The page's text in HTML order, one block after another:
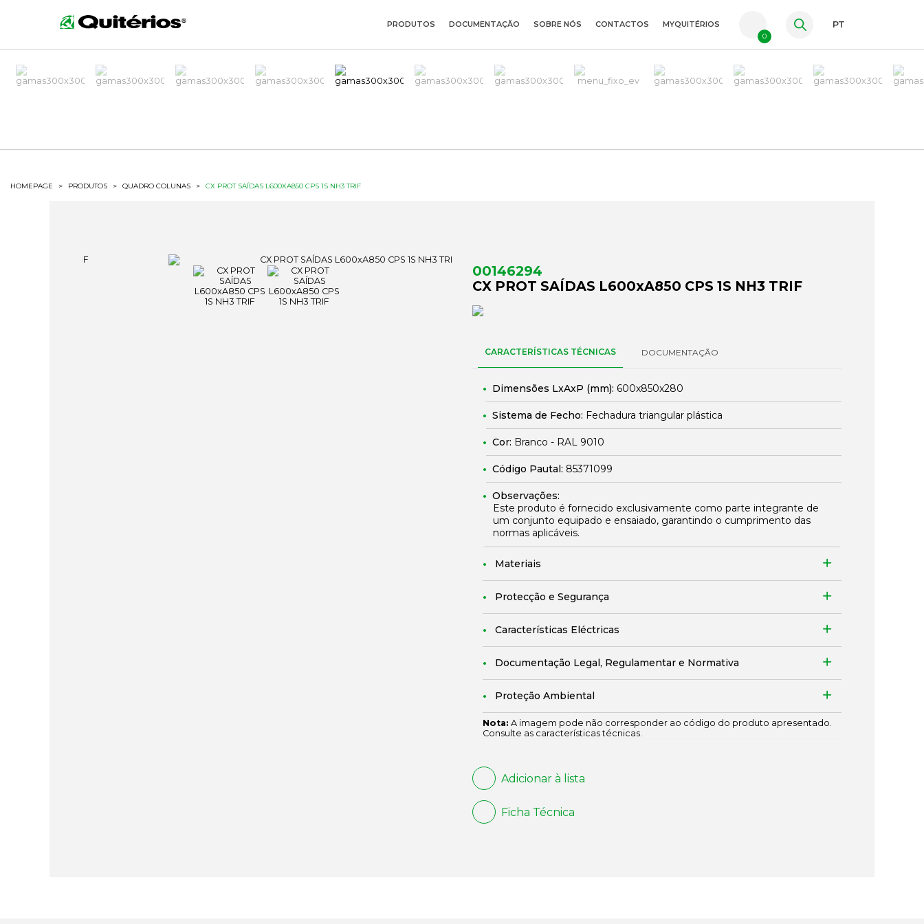
ES
PRODUTOS DOCUMENTAÇÃO SOBRE NÓS CONTACTOS MYQUITÉRIOS
0
PT
HOMEPAGE > PRODUTOS > QUADRO COLUNAS > CX PROT SAÍDAS L600XA850 CPS 1S NH3 TRIF
00146294
CX PROT SAÍDAS L600xA850 CPS 1S NH3 TRIF
CARACTERÍSTICAS TÉCNICAS DOCUMENTAÇÃO
Dimensões LxAxP (mm): 600x850x280
Sistema de Fecho: Fechadura triangular plástica
Cor: Branco - RAL 9010
Código Pautal: 85371099
Observações:
Este produto é fornecido exclusivamente como parte integrante de
um conjunto equipado e ensaiado, garantindo o cumprimento das
normas aplicáveis.
Materiais
Protecção e Segurança
Características Eléctricas
Documentação Legal, Regulamentar e Normativa
Proteção Ambiental
Nota: A imagem pode não corresponder ao código do produto apresentado.
Consulte as características técnicas.
Adicionar à lista
Ficha Técnica